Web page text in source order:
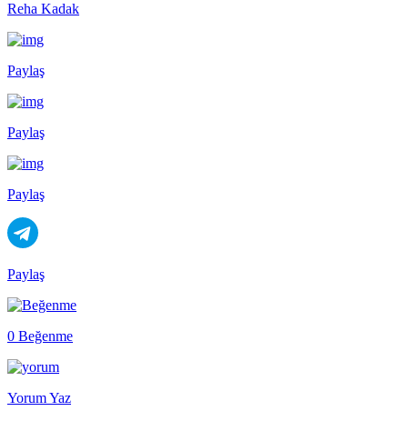
Reha Kadak
Paylaş
Paylaş
Paylaş
Paylaş
0 Beğenme
Yorum Yaz